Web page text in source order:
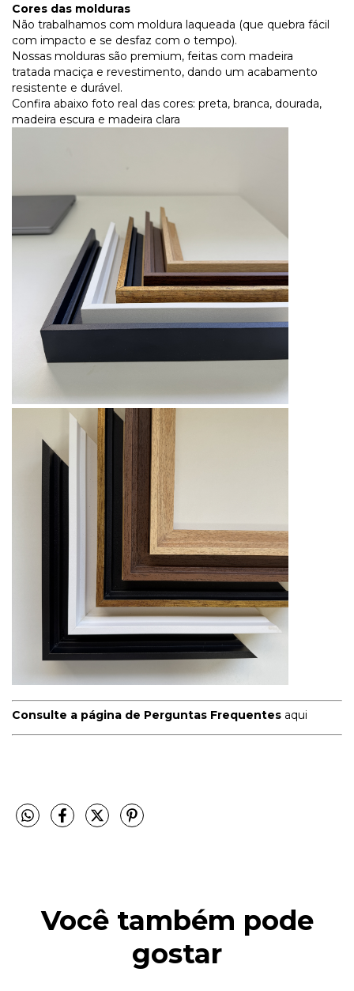
Cores das molduras
Não trabalhamos com moldura laqueada (que quebra fácil
com impacto e se desfaz com o tempo).
Nossas molduras são premium, feitas com madeira
tratada maciça e revestimento, dando um acabamento
resistente e durável.
Confira abaixo foto real das cores: preta, branca, dourada,
madeira escura e madeira clara
Consulte a página de Perguntas Frequentes aqui
Você também pode
gostar